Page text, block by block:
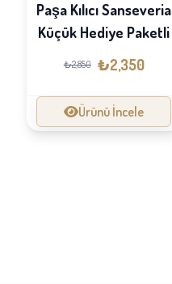
Paşa Kılıcı Sanseveria
Küçük Hediye Paketli
₺2,850 ₺2,350
Ürünü İncele